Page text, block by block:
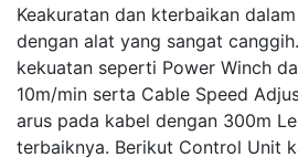
Keakuratan dan kterbaikan
dengan alat yang sangat
kekuatan seperti Power Winch
10m/min serta Cable Speed
arus pada kabel dengan 300m
terbaiknya. Berikut Control Unit